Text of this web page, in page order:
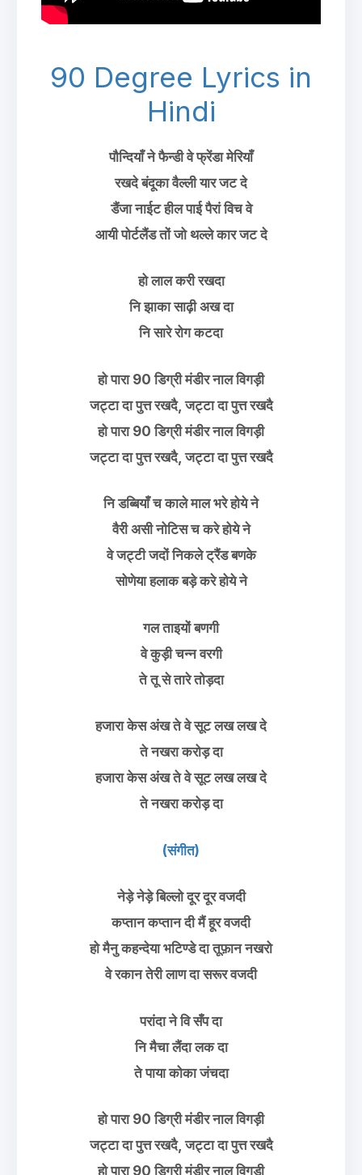
90 Degree Lyrics in
Hindi
पौन्दियाँ ने फैन्डी वे फ्रेंडा मेरियाँ
रखदे बंदूका वैल्ली यार जट दे
डैंजा नाईट हील पाई पैरां विच वे
आयी पोर्टलैंड तों जो थल्ले कार जट दे
हो लाल करी रखदा
नि झाका साढ़ी अख दा
नि सारे रोग कटदा
हो पारा 90 डिग्री मंडीर नाल विगड़ी
जट्टा दा पुत्त रखदै, जट्टा दा पुत्त रखदै
हो पारा 90 डिग्री मंडीर नाल विगड़ी
जट्टा दा पुत्त रखदै, जट्टा दा पुत्त रखदै
नि डब्बियाँ च काले माल भरे होये ने
वैरी असी नोटिस च करे होये ने
वे जट्टी जदों निकले ट्रैंड बणके
सोणेया हलाक बड़े करे होये ने
गल ताइयों बणगी
वे कुड़ी चन्न वरगी
ते तू से तारे तोड़दा
हजारा केस अंख ते वे सूट लख लख दे
ते नखरा करोड़ दा
हजारा केस अंख ते वे सूट लख लख दे
ते नखरा करोड़ दा
(संगीत)
नेड़े नेड़े बिल्लो दूर दूर वजदी
कप्तान कप्तान दी मैं हूर वजदी
हो मैनु कहन्देया भटिण्डे दा तूफ़ान नखरो
वे रकान तेरी लाण दा सरूर वजदी
परांदा ने वि सँप दा
नि मैचा लैंदा लक दा
ते पाया कोका जंचदा
हो पारा 90 डिग्री मंडीर नाल विगड़ी
जट्टा दा पुत्त रखदै, जट्टा दा पुत्त रखदै
हो पारा 90 डिग्री मंडीर नाल विगड़ी